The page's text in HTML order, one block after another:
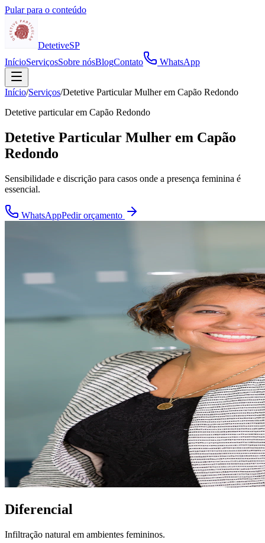
Pular para o conteúdo
DetetiveSP
InícioServiçosSobre nósBlogContato WhatsApp
Início/Serviços/Detetive Particular Mulher em Capão Redondo
Detetive particular em Capão Redondo
Detetive Particular Mulher em Capão
Redondo
Sensibilidade e discrição para casos onde a presença feminina é
essencial.
WhatsAppPedir orçamento
Diferencial
Infiltração natural em ambientes femininos.